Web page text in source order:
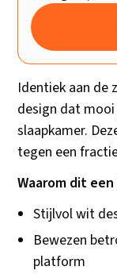
Identiek aan de
design dat
slaapkamer.
tegen een
Waarom dit
Stijlvol wit
Bewezen
platform